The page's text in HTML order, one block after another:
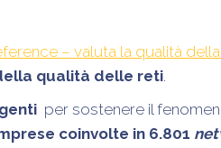
– valuta la qualità
qualità delle reti.
per sostenere il
coinvolte in 6.801